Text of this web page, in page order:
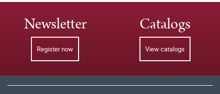
Newsletter
Register now
Catalogs
View catalogs